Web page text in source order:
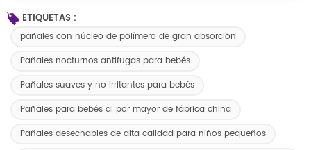
ETIQUETAS :
pañales con núcleo de polímero de gran absorción
Pañales nocturnos antifugas para bebés
Pañales suaves y no irritantes para bebés
Pañales para bebés al por mayor de fábrica china
Pañales desechables de alta calidad para niños pequeños